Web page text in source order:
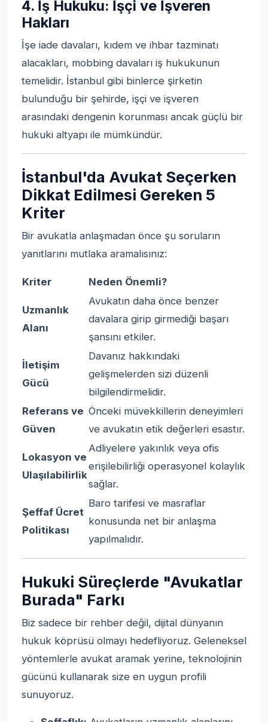
4. İş Hukuku: İşçi ve İşveren
Hakları
İşe iade davaları, kıdem ve ihbar tazminatı
alacakları, mobbing davaları iş hukukunun
temelidir. İstanbul gibi binlerce şirketin
bulunduğu bir şehirde, işçi ve işveren
arasındaki dengenin korunması ancak güçlü bir
hukuki altyapı ile mümkündür.
İstanbul'da Avukat Seçerken
Dikkat Edilmesi Gereken 5
Kriter
Bir avukatla anlaşmadan önce şu soruların
yanıtlarını mutlaka aramalısınız:
Kriter Neden Önemli?
Uzmanlık
Alanı
Avukatın daha önce benzer
davalara girip girmediği başarı
şansını etkiler.
İletişim
Gücü
Davanız hakkındaki
gelişmelerden sizi düzenli
bilgilendirmelidir.
Referans ve
Güven
Önceki müvekkillerin deneyimleri
ve avukatın etik değerleri esastır.
Lokasyon ve
Ulaşılabilirlik
Adliyelere yakınlık veya ofis
erişilebilirliği operasyonel kolaylık
sağlar.
Şeffaf Ücret
Politikası
Baro tarifesi ve masraflar
konusunda net bir anlaşma
yapılmalıdır.
Hukuki Süreçlerde "Avukatlar
Burada" Farkı
Biz sadece bir rehber değil, dijital dünyanın
hukuk köprüsü olmayı hedefliyoruz. Geleneksel
yöntemlerle avukat aramak yerine, teknolojinin
gücünü kullanarak size en uygun profili
sunuyoruz.